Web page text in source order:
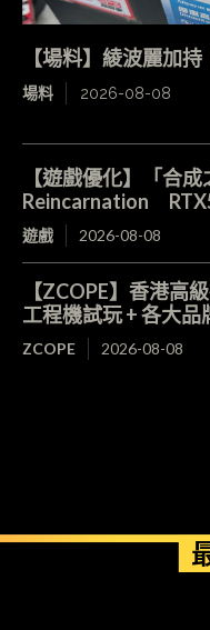
【場料】綾波麗加
場料 2026-08-08
【遊戲優化】「合
Reincarnation
遊戲 2026-08-08
【ZCOPE】香港高
工程機試玩 + 各大
ZCOPE 2026-08-08